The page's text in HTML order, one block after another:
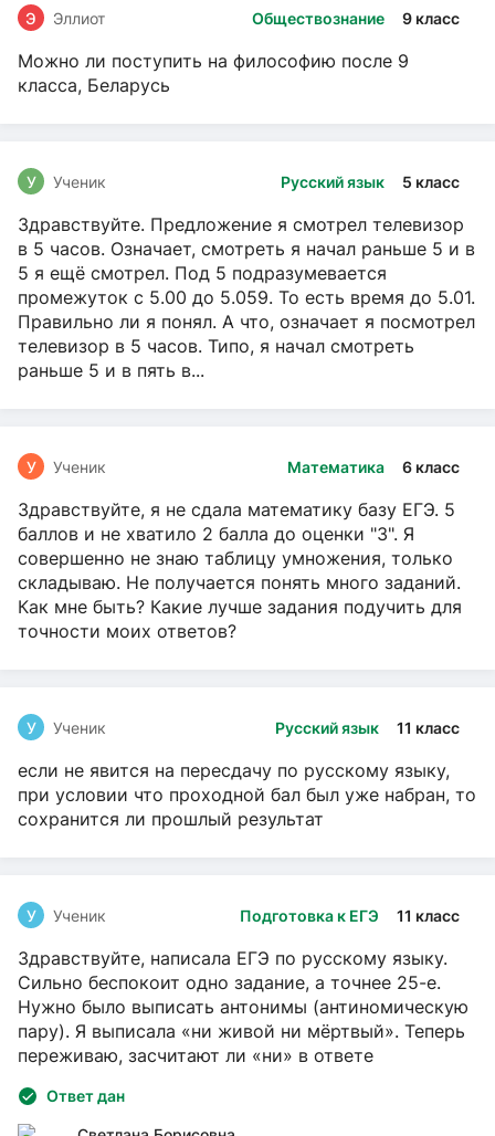
Обществознание 9 класс
Э Эллиот
Можно ли поступить на философию после 9
класса, Беларусь
Русский язык 5 класс
У Ученик
Здравствуйте. Предложение я смотрел телевизор
в 5 часов. Означает, смотреть я начал раньше 5 и в
5 я ещё смотрел. Под 5 подразумевается
промежуток с 5.00 до 5.059. То есть время до 5.01.
Правильно ли я понял. А что, означает я посмотрел
телевизор в 5 часов. Типо, я начал смотреть
раньше 5 и в пять в...
Математика 6 класс
У Ученик
Здравствуйте, я не сдала математику базу ЕГЭ. 5
баллов и не хватило 2 балла до оценки "3". Я
совершенно не знаю таблицу умножения, только
складываю. Не получается понять много заданий.
Как мне быть? Какие лучше задания подучить для
точности моих ответов?
Русский язык 11 класс
У Ученик
если не явится на пересдачу по русскому языку,
при условии что проходной бал был уже набран, то
сохранится ли прошлый результат
Подготовка к ЕГЭ 11 класс
У Ученик
Здравствуйте, написала ЕГЭ по русскому языку.
Сильно беспокоит одно задание, а точнее 25-е.
Нужно было выписать антонимы (антиномическую
пару). Я выписала «ни живой ни мёртвый». Теперь
переживаю, засчитают ли «ни» в ответе
Ответ дан